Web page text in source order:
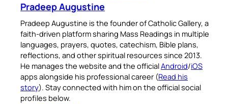
Pradeep Augustine
Pradeep Augustine is the founder of Catholic Gallery, a
faith-driven platform sharing Mass Readings in multiple
languages, prayers, quotes, catechism, Bible plans,
reflections, and other spiritual resources since 2013.
He manages the website and the officialAndroid/iOS
apps alongside his professional career (Read his
story). Stay connected with him on the official social
profiles below.